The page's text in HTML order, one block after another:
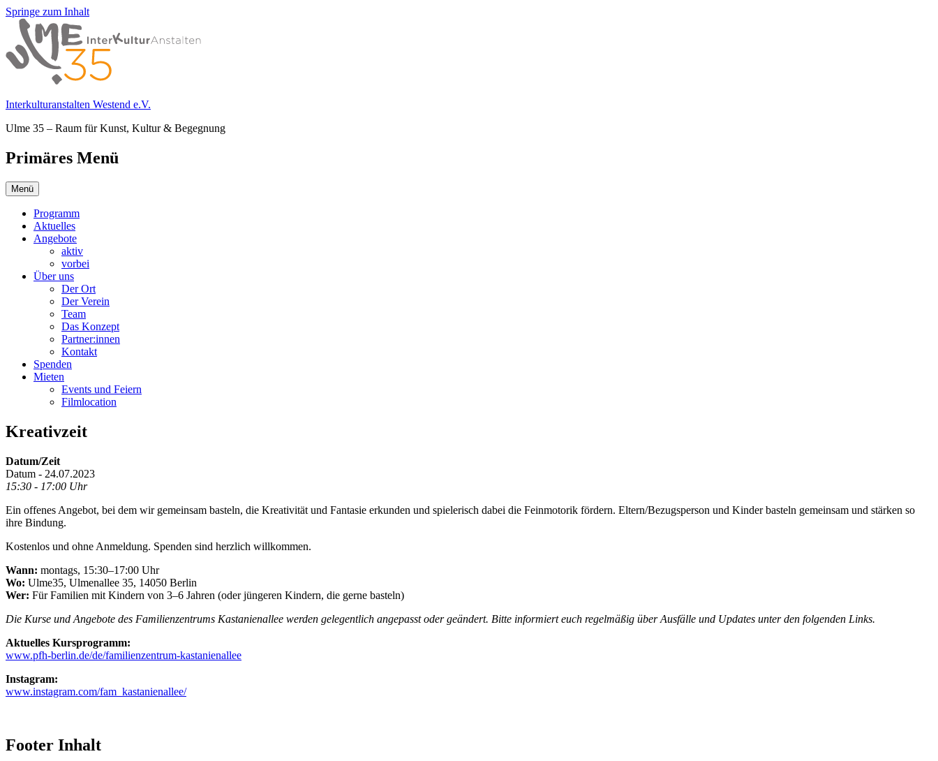
Springe zum Inhalt
Interkulturanstalten Westend e.V.
Ulme 35 – Raum für Kunst, Kultur & Begegnung
Primäres Menü
Menü
Programm
Aktuelles
Angebote
aktiv
vorbei
Über uns
Der Ort
Der Verein
Team
Das Konzept
Partner:innen
Kontakt
Spenden
Mieten
Events und Feiern
Filmlocation
Kreativzeit
Datum/Zeit
Datum - 24.07.2023
15:30 - 17:00 Uhr
Ein offenes Angebot, bei dem wir gemeinsam basteln, die Kreativität und Fantasie erkunden und spielerisch dabei die Feinmotorik fördern. Eltern/Bezugsperson und Kinder basteln gemeinsam und stärken so
ihre Bindung.
Kostenlos und ohne Anmeldung. Spenden sind herzlich willkommen.
Wann: montags, 15:30–17:00 Uhr
Wo: Ulme35, Ulmenallee 35, 14050 Berlin
Wer: Für Familien mit Kindern von 3–6 Jahren (oder jüngeren Kindern, die gerne basteln)
Die Kurse und Angebote des Familienzentrums Kastanienallee werden gelegentlich angepasst oder geändert. Bitte informiert euch regelmäßig über Ausfälle und Updates unter den folgenden Links.
Aktuelles Kursprogramm:
www.pfh-berlin.de/de/familienzentrum-kastanienallee
Instagram:
www.instagram.com/fam_kastanienallee/
Footer Inhalt